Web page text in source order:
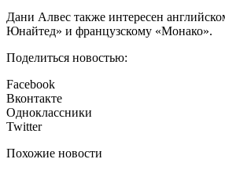
Дани Алвес также интересен
Юнайтед» и французскому «Монако».
Поделиться новостью:
Facebook
Вконтакте
Одноклассники
Twitter
Похожие новости